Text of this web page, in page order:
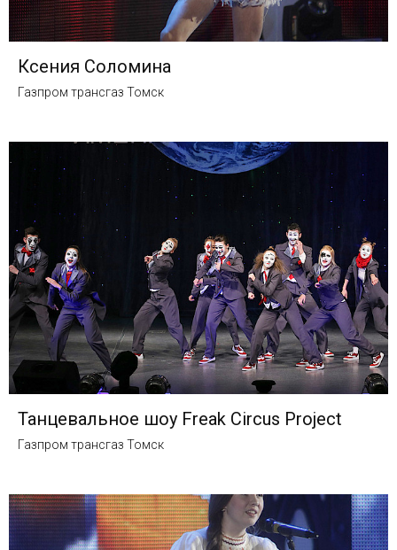
Ксения Соломина
Газпром трансгаз Томск
Танцевальное шоу Freak Circus Project
Газпром трансгаз Томск